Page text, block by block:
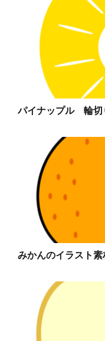
パイナップル 輪切
みかんのイラスト